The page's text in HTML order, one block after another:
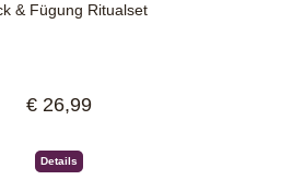
& Fügung Ritualset
Regulärer Preis:
€ 26,99
Details